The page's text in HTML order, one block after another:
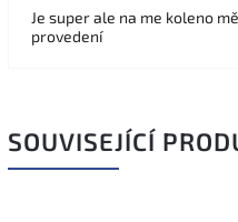
Je super ale na me koleno
provedení
SOUVISEJÍCÍ